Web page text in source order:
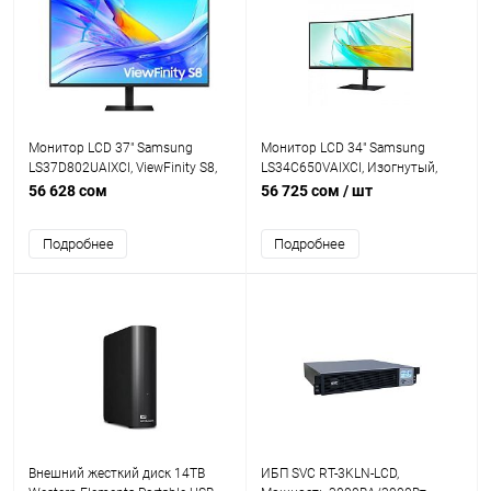
Монитор LCD 37" Samsung
LS37D802UAIXCI, ViewFinity S8,
Black, VA, 3840x2160, 60Hz,
5ms, DP, HDMI, выход на
наушники, 3xUSB, USB-C, LAN
56 628 сом
Подробнее
Монитор LCD 34" Samsung
LS34C650VAIXCI, Изогнутый,
ViewFinity S6, Black, VA, UWQHD
350cd/m2, 100Hz, 5ms, HDMI, DP,
2xUSB, USB-C, выход на
56 725 сом / шт
Подробнее
Внешний жесткий диск 14TB
ИБП SVC RT-3KLN-LCD,